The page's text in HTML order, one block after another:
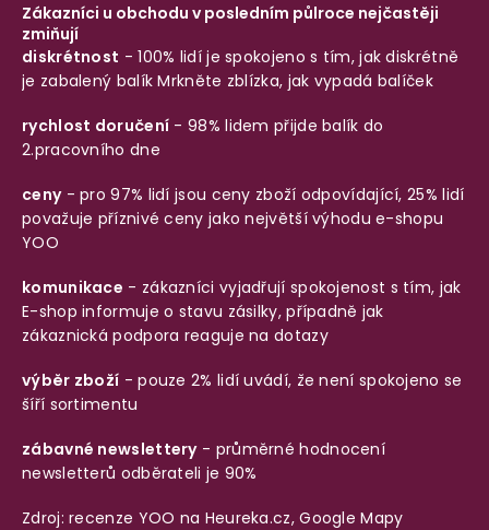
Zákazníci u obchodu v posledním půlroce nejčastěji
zmiňují
diskrétnost - 100% lidí je spokojeno s tím, jak diskrétně
je zabalený balíkMrkněte zblízka, jak vypadá balíček
rychlost doručení - 98% lidem přijde balík do
2.pracovního dne
ceny- pro 97% lidí jsou ceny zboží odpovídající, 25% lidí
považuje příznivé ceny jako největší výhodu e-shopu
YOO
komunikace - zákazníci vyjadřují spokojenost s tím, jak
E-shop informuje o stavu zásilky, případně jak
zákaznická podpora reaguje na dotazy
výběr zboží - pouze 2% lidí uvádí, že není spokojeno se
šíří sortimentu
zábavné newslettery- průměrné hodnocení
newsletterů odběrateli je 90%
Zdroj: recenze YOO na Heureka.cz,Google Mapy